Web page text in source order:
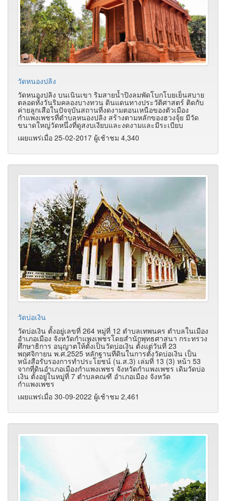
วัดหนองปลิง
วัดหนองปลิง บนเนินเขา ริมสายน้ำปิงลมพัดโบกโบยเย็นสบาย
ตลอดทั้งวันริมคลองบางทวน ดินแดนทางประวัติศาสตร์ ติดกับ
ค่ายลูกเสือในปัจจุบันสถานที่งดงามตอนเหนือของตัวเมือง
กำแพงเพชรที่ตำบลหนองปลิง สร้างตามหลักของฮวงจุ้ย มีวัด
ขนาดใหญ่วัดหนึ่งที่ดูสงบเงียบและงดงามและมีระเบียบ
เผยแพร่เมื่อ 25-02-2017 ผู้เช้าชม 4,340
วัดบ่อเงิน
วัดบ่อเงิน ตั้งอยู่เลขที่ 264 หมู่ที่ 12 ตำบลเทพนคร ตำบลในเมือง
อำเภอเมือง จังหวัดกำแพงเพชรโดยสำนักพุทธศาสนา กระทรวง
ศึกษาธิการ อนุญาตให้ตั้งเป็นวัดบ่อเงิน ตั้งแต่วันที่ 23
พฤศจิกายน พ.ศ.2525 หลักฐานที่ดินในการตั้งวัดบ่อเงิน เป็น
หนังสือรับรองการทำประโยชน์ (น.ส.3) เล่มที่ 13 (3) หน้า 53
จากที่ดินอำเภอเมืองกำแพงเพชร จังหวัดกำแพงเพชร เดิมวัดบ่อ
เงิน ตั้งอยู่ในหมู่ที่ 7 ตำบลคณฑี อำเภอเมือง จังหวัด
กำแพงเพชร
เผยแพร่เมื่อ 30-09-2022 ผู้เช้าชม 2,461